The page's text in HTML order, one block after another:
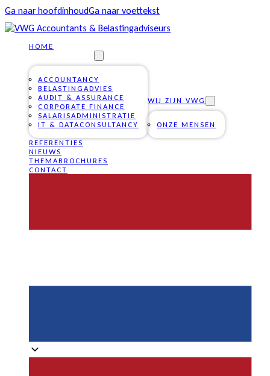
Ga naar hoofdinhoudGa naar voettekst
HOME
ACCOUNTANCY
BELASTINGADVIES
AUDIT & ASSURANCE
CORPORATE FINANCE
SALARISADMINISTRATIE
IT & DATACONSULTANCY
WIJ ZIJN VWG
ONZE MENSEN
REFERENTIES
NIEUWS
THEMABROCHURES
CONTACT